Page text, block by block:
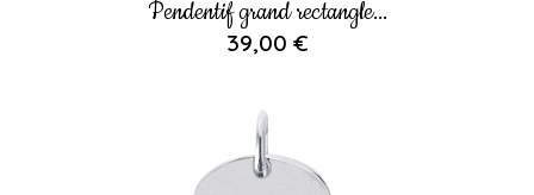
Pendentif grand rectangle...
39,00 €